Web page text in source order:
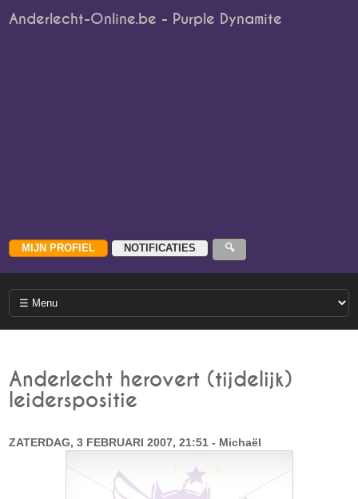
Anderlecht-Online.be - Purple Dynamite
Anderlecht herovert (tijdelijk)
leiderspositie
ZATERDAG, 3 FEBRUARI 2007, 21:51 - Michaël